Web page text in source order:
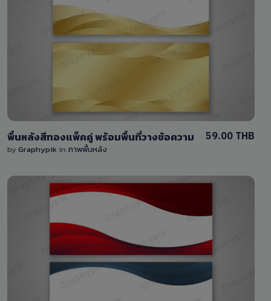
View Details
0 Sale
พื้นหลังสีทองแพ็คคู่ พร้อมพื้นที่วางข้อความ
by Graphypik in ภาพพื้นหลัง
59.00 THB
View Details
0 Sale